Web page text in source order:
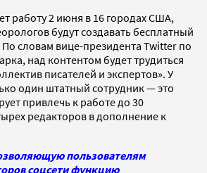
работу 2 июня в 16 городах США,
будут создавать бесплатный
словам вице-президента Twitter по
над контентом будет трудиться
писателей и экспертов». У
один штатный сотрудник — это
привлечь к работе до 30
редакторов в дополнение к
пользователям
соцсети функцию